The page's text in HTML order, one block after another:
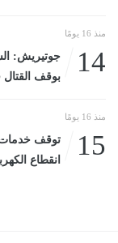
منذ 16 يومًا
14
جوتيريش:
بوقف القتال
منذ 16 يومًا
15
توقف خدمات
انقطاع